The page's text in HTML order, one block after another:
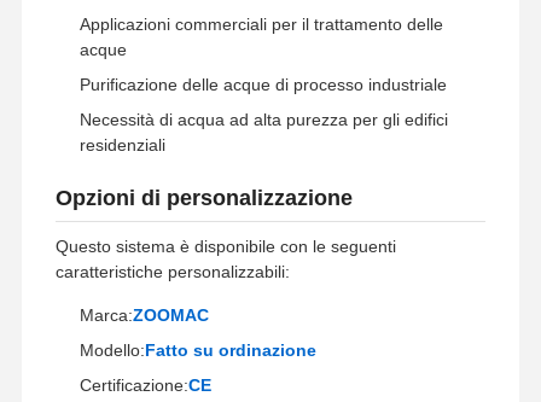
Casi
Macchina Ultrapure dell'acqua
Apparecchiature per l'acqua ultrapura
Applicazioni commerciali per il trattamento delle
acque
Purificazione delle acque di processo industriale
Necessità di acqua ad alta purezza per gli edifici
residenziali
Opzioni di personalizzazione
Questo sistema è disponibile con le seguenti
caratteristiche personalizzabili:
Marca:ZOOMAC
Modello:Fatto su ordinazione
Certificazione:CE